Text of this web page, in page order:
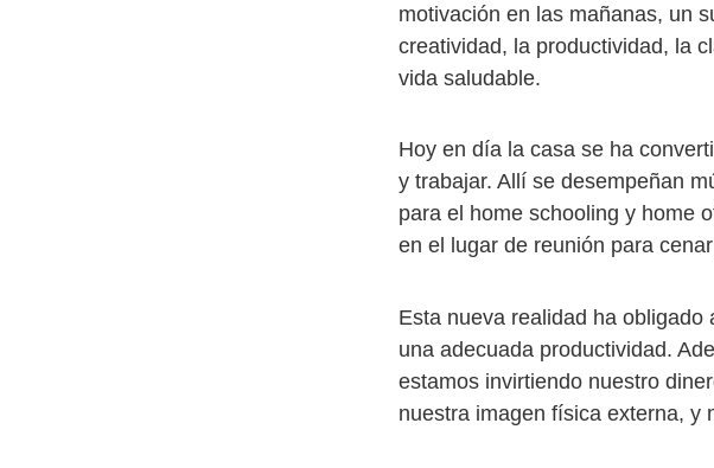
motivación en las mañanas, un
creatividad, la productividad, la
vida saludable.
Hoy en día la casa se ha
y trabajar. Allí se desempeñan
para el home schooling y home
en el lugar de reunión para
Esta nueva realidad ha
una adecuada productividad.
estamos invirtiendo nuestro
nuestra imagen física externa, y